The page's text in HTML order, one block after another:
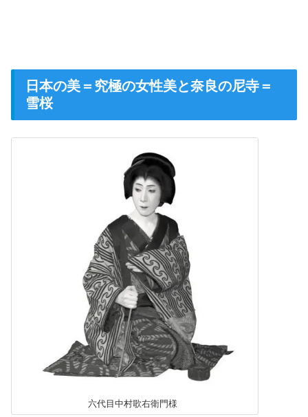
日本の美＝究極の女性美と奈良の尼寺＝
雪桜
六代目中村歌右衛門様